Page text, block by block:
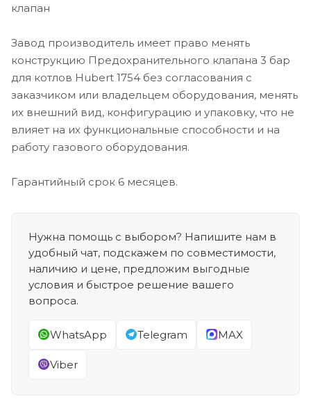
клапан
Завод производитель имеет право менять
конструкцию Предохранительного клапана 3 бар
для котлов Hubert 1754 без согласования с
заказчиком или владельцем оборудования, менять
их внешний вид, конфигурацию и упаковку, что не
влияет на их функциональные способности и на
работу газового оборудования.
Гарантийный срок 6 месяцев.
Нужна помощь с выбором? Напишите нам в
удобный чат, подскажем по совместимости,
наличию и цене, предложим выгодные
условия и быстрое решение вашего
вопроса.
WhatsApp Telegram MAX
Viber